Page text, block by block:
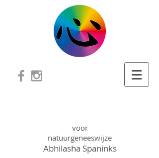
voor
natuurgeneeswijze
Abhilasha Spaninks